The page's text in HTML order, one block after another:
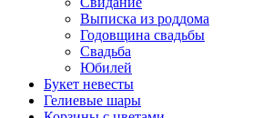
Выписка из роддома
Годовщина свадьбы
Свадьба
Юбилей
Букет невесты
Гелиевые шары